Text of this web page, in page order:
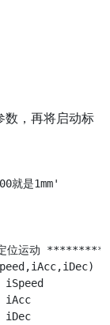
数，再将启动标
就是1mm'
位运动
典7021h
7023h
7024h